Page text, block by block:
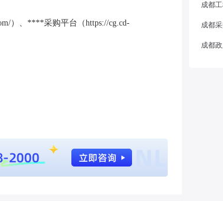
）、****采购平台（https://cg.cd-
成都
成都
成都